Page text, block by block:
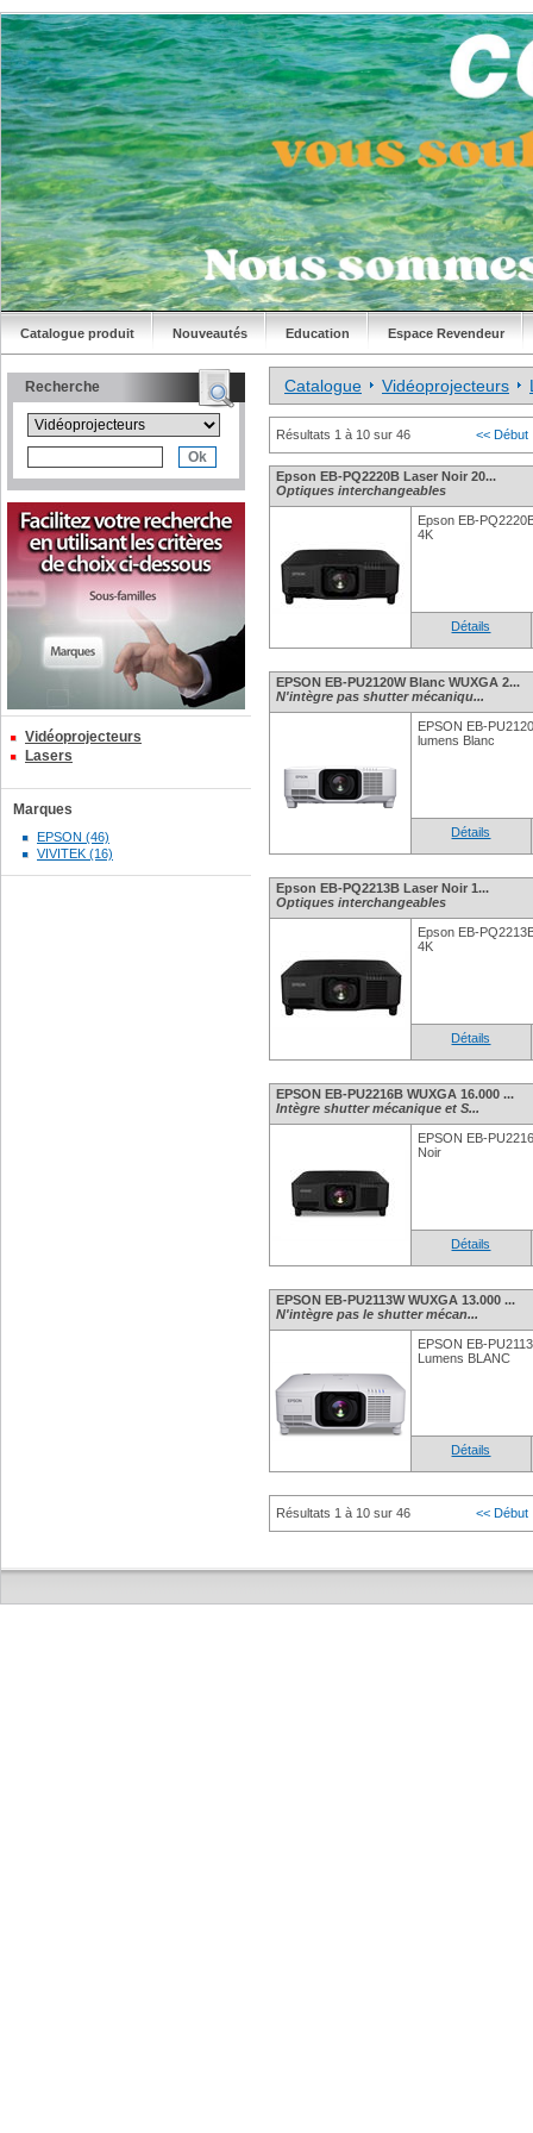
Catalogue produit Nouveautés Education Espace Revendeur
Recherche
Vidéoprojecteurs
Lasers
Marques
EPSON (46)
VIVITEK (16)
Catalogue Vidéoprojecteurs
Résultats 1 à 10 sur 46 << Début
Epson EB-PQ2220B Laser Noir 20...
Optiques interchangeables
Epson EB-
4K
Détails
EPSON EB-PU2120W Blanc WUXGA 2...
N'intègre pas shutter mécaniqu...
EPSON EB-
lumens Blanc
Détails
Epson EB-PQ2213B Laser Noir 1...
Optiques interchangeables
Epson EB-
4K
Détails
EPSON EB-PU2216B WUXGA 16.000 ...
Intègre shutter mécanique et S...
EPSON EB-
Noir
Détails
EPSON EB-PU2113W WUXGA 13.000 ...
N'intègre pas le shutter mécan...
EPSON EB-
Lumens BLANC
Détails
Résultats 1 à 10 sur 46 << Début